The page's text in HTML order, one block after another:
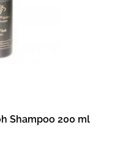
Shampoo 200 ml